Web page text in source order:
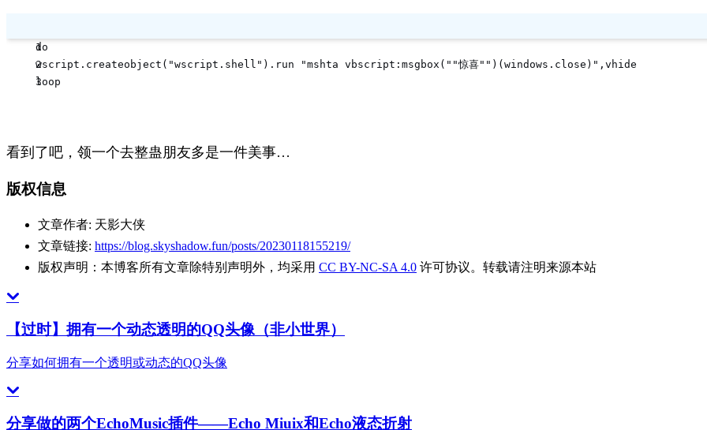
    msgbox "你完了！",,"你完了！！！"
    else
    msgbox "你完了。。。",,"你完了！！！"
loop
do
wscript.createobject("wscript.shell").run "mshta vbscript:msgbox(""惊喜"")(windows.close)",vhide
loop
看到了吧，领一个去整蛊朋友多是一件美事…
版权信息
文章作者: 天影大侠
文章链接: https://blog.skyshadow.fun/posts/20230118155219/
版权声明： 本博客所有文章除特别声明外，均采用 CC BY-NC-SA 4.0 许可协议。转载请注明来源本站
【过时】拥有一个动态透明的QQ头像（非小世界）
分享如何拥有一个透明或动态的QQ头像
分享做的两个EchoMusic插件——Echo Miuix和Echo液态折射